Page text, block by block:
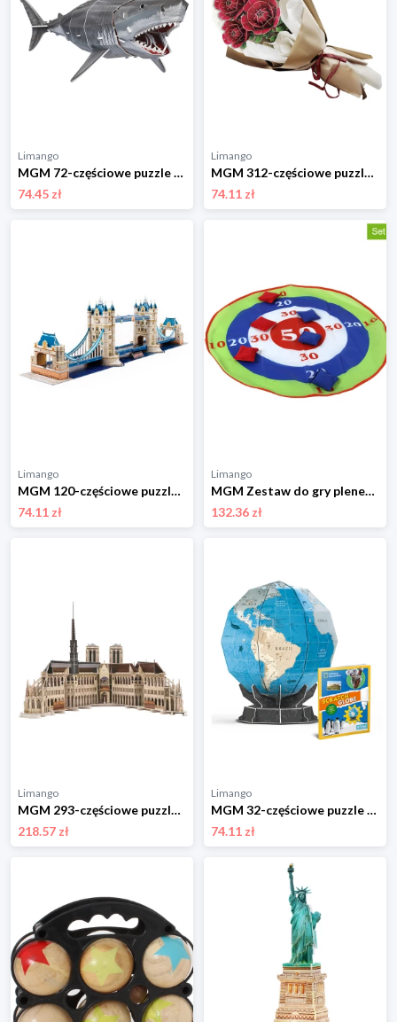
Limango
MGM 72-częściowe puzzle 3D "Great white shark" - 8+ rozmiar: onesize
74.45 zł
Limango
MGM 312-częściowe puzzle 3D "Flower bouquet - Roses" - 8+ rozmiar: onesize
74.11 zł
Limango
MGM 120-częściowe puzzle 3D "Tower Bridge London" - 8+ rozmiar: onesize
74.11 zł
Limango
MGM Zestaw do gry plenerowej - 4+ rozmiar: onesize
132.36 zł
Limango
MGM 293-częściowe puzzle 3D "Notre Dame Paris" - 8+ rozmiar: onesize
218.57 zł
Limango
MGM 32-częściowe puzzle 3D "Solar System" - 8+ rozmiar: onesize
74.11 zł